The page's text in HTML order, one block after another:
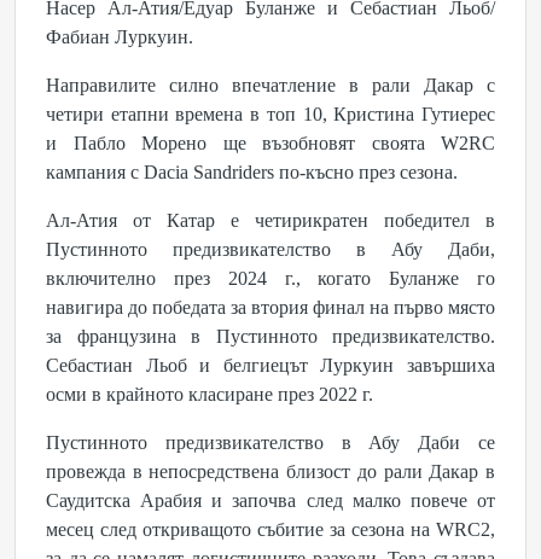
Насер Ал-Атия/Едуар Буланже и Себастиан Льоб/
Фабиан Луркуин.
Направилите силно впечатление в рали Дакар с
четири етапни времена в топ 10, Кристина Гутиерес
и Пабло Морено ще възобновят своята W2RC
кампания с Dacia Sandriders по-късно през сезона.
Ал-Атия от Катар е четирикратен победител в
Пустинното предизвикателство в Абу Даби,
включително през 2024 г., когато Буланже го
навигира до победата за втория финал на първо място
за французина в Пустинното предизвикателство.
Себастиан Льоб и белгиецът Луркуин завършиха
осми в крайното класиране през 2022 г.
Пустинното предизвикателство в Абу Даби се
провежда в непосредствена близост до рали Дакар в
Саудитска Арабия и започва след малко повече от
месец след откриващото събитие за сезона на WRC2,